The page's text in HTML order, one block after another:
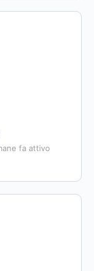
fa attivo